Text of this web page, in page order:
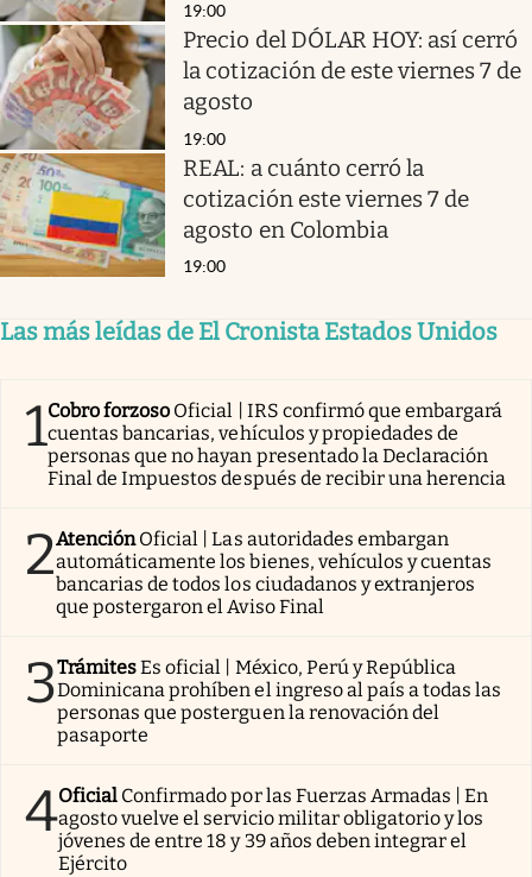
19:00
Precio del DÓLAR HOY: así cerró
la cotización de este viernes 7 de
agosto
19:00
REAL: a cuánto cerró la
cotización este viernes 7 de
agosto en Colombia
19:00
Las más leídas de El Cronista Estados Unidos
1Cobro forzoso Oficial | IRS confirmó que embargará
cuentas bancarias, vehículos y propiedades de
personas que no hayan presentado la Declaración
Final de Impuestos después de recibir una herencia
2AtenciónOficial | Las autoridades embargan
automáticamente los bienes, vehículos y cuentas
bancarias de todos los ciudadanos y extranjeros
que postergaron el Aviso Final
3TrámitesEs oficial | México, Perú y República
Dominicana prohíben el ingreso al país a todas las
personas que posterguen la renovación del
pasaporte
4Oficial Confirmado por las Fuerzas Armadas | En
agosto vuelve el servicio militar obligatorio y los
jóvenes de entre 18 y 39 años deben integrar el
Ejército